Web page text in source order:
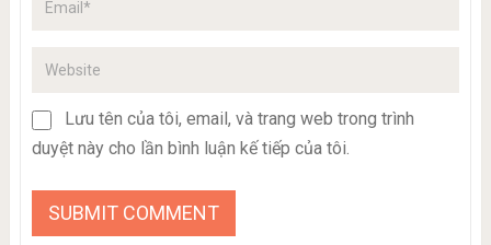
Lưu tên của tôi, email, và trang web trong trình
duyệt này cho lần bình luận kế tiếp của tôi.